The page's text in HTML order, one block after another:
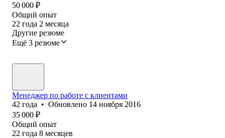
50 000 ₽
Общий опыт
22 года 2 месяца
Другие резюме
Ещё 3 резюме
Менеджер по работе с клиентами
42 года • Обновлено 14 ноября 2016
35 000 ₽
Общий опыт
22 года 8 месяцев